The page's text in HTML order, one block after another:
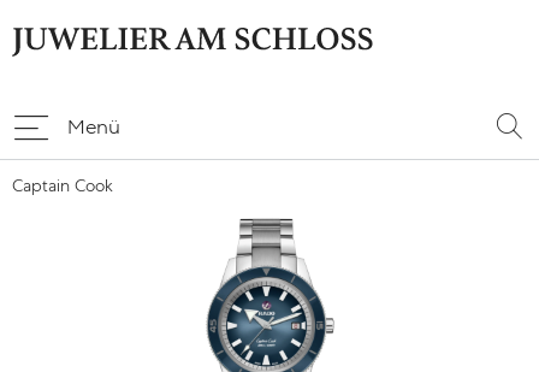
Menü
Captain Cook